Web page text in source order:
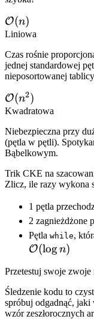
\mathcal{O}
(n)
O(n)
Liniowa
Czas rośnie
jednej standardowej
nieposortowanej
\mathcal{O}
(n^2)
O(n2)
Kwadratowa
Niebezpieczna przy
(pętla w pętli).
Bąbelkowym.
Trik CKE na
Zlicz, ile razy wykona
1 pętla
2 zagnieżdżone
Pętla while,
O(logn)
Przetestuj swoje zwoje
Śledzenie kodu to
spróbuj odgadnąć,
wzór zeszłorocznych